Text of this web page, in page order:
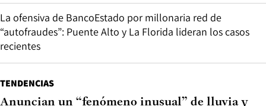
La ofensiva de BancoEstado por millonaria red de
“autofraudes”: Puente Alto y La Florida lideran los casos
recientes
TENDENCIAS
Anuncian un “fenómeno inusual” de lluvia y